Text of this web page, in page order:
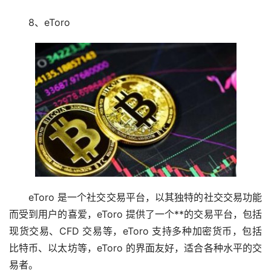
8、eToro
eToro 是一个社交交易平台，以其独特的社交交易功能
而受到用户的喜爱，eToro 提供了一个**的交易平台，包括
现货交易、CFD 交易等，eToro 支持多种加密货币，包括
比特币、以太坊等，eToro 的界面友好，适合各种水平的交
易者。